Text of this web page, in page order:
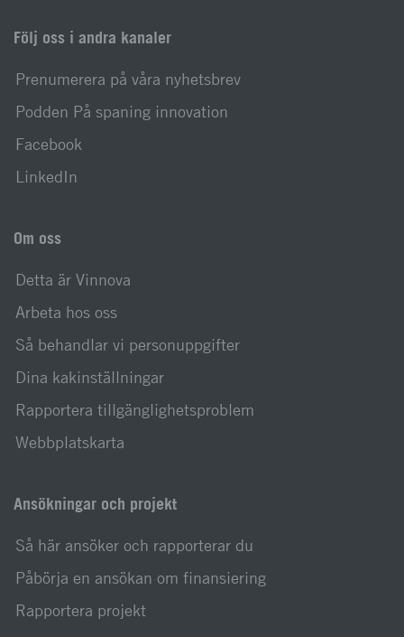
Följ oss i andra kanaler
Prenumerera på våra nyhetsbrev
Podden På spaning innovation
Facebook
LinkedIn
Om oss
Detta är Vinnova
Arbeta hos oss
Så behandlar vi personuppgifter
Dina kakinställningar
Rapportera tillgänglighetsproblem
Webbplatskarta
Ansökningar och projekt
Så här ansöker och rapporterar du
Påbörja en ansökan om finansiering
Rapportera projekt